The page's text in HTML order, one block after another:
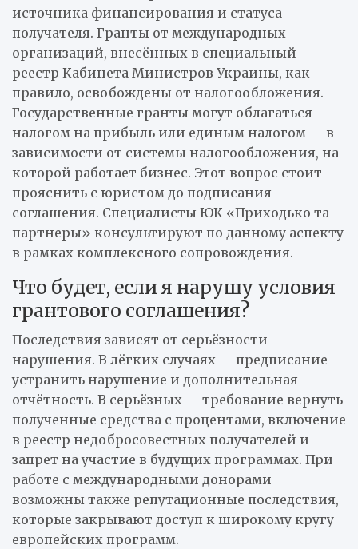
источника финансирования и статуса
получателя. Гранты от международных
организаций, внесённых в специальный
реестр Кабинета Министров Украины, как
правило, освобождены от налогообложения.
Государственные гранты могут облагаться
налогом на прибыль или единым налогом — в
зависимости от системы налогообложения, на
которой работает бизнес. Этот вопрос стоит
прояснить с юристом до подписания
соглашения. Специалисты ЮК «Приходько та
партнеры» консультируют по данному аспекту
в рамках комплексного сопровождения.
Что будет, если я нарушу условия
грантового соглашения?
Последствия зависят от серьёзности
нарушения. В лёгких случаях — предписание
устранить нарушение и дополнительная
отчётность. В серьёзных — требование вернуть
полученные средства с процентами, включение
в реестр недобросовестных получателей и
запрет на участие в будущих программах. При
работе с международными донорами
возможны также репутационные последствия,
которые закрывают доступ к широкому кругу
европейских программ.